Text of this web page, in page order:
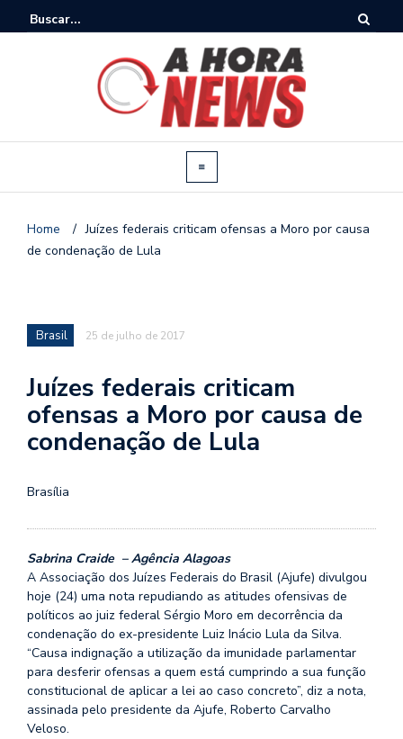
Home / Juízes federais criticam ofensas a Moro por causa
de condenação de Lula
Brasil 25 de julho de 2017
Juízes federais criticam
ofensas a Moro por causa de
condenação de Lula
Brasília
Sabrina Craide – Agência Alagoas
A Associação dos Juízes Federais do Brasil (Ajufe) divulgou
hoje (24) uma nota repudiando as atitudes ofensivas de
políticos ao juiz federal Sérgio Moro em decorrência da
condenação do ex-presidente Luiz Inácio Lula da Silva.
“Causa indignação a utilização da imunidade parlamentar
para desferir ofensas a quem está cumprindo a sua função
constitucional de aplicar a lei ao caso concreto”, diz a nota,
assinada pelo presidente da Ajufe, Roberto Carvalho
Veloso.